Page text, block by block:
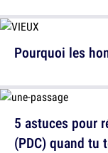
5 astuces pour
(PDC) quand tu
Pourquoi les